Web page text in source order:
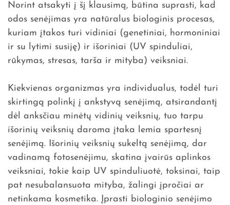
Norint atsakyti į šį klausimą, būtina suprasti, kad
odos senėjimas yra natūralus biologinis procesas,
kuriam įtakos turi vidiniai (genetiniai, hormoniniai
ir su lytimi susiję) ir išoriniai (UV spinduliai,
rūkymas, stresas, tarša ir mityba) veiksniai.
Kiekvienas organizmas yra individualus, todėl turi
skirtingą polinkį į ankstyvą senėjimą, atsirandantį
dėl anksčiau minėtų vidinių veiksnių, tuo tarpu
išorinių veiksnių daroma įtaka lemia spartesnį
senėjimą. Išorinių veiksnių sukeltą senėjimą, dar
vadinamą fotosenėjimu, skatina įvairūs aplinkos
veiksniai, tokie kaip UV spinduliuotė, toksinai, taip
pat nesubalansuota mityba, žalingi įpročiai ar
netinkama kosmetika. Įprasti biologinio senėjimo